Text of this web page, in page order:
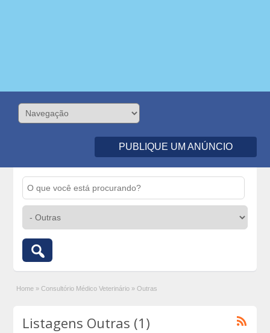
PUBLIQUE UM ANÚNCIO
Home » Consultório Médico Veterinário » Outras
Listagens Outras (1)